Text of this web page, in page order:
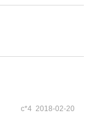
c*4 2018-02-20